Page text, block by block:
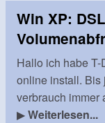
Win XP:
Hallo ich habe
online install. Bis
verbrauch immer
▶Weiterlesen...